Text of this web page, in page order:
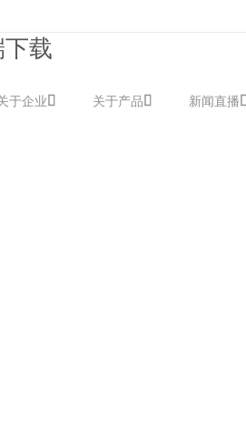
载
于企业 关于产品 新闻直播